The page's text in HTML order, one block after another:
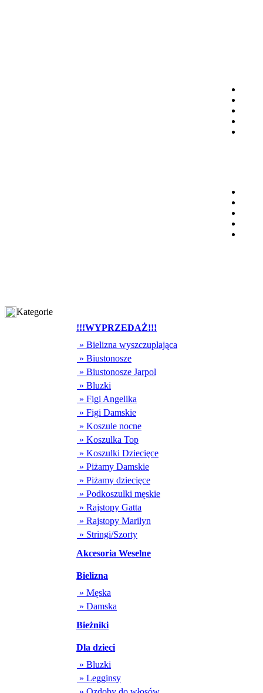
Kategorie
!!!WYPRZEDAŻ!!!
» Bielizna wyszczuplająca
» Biustonosze
» Biustonosze Jarpol
» Bluzki
» Figi Angelika
» Figi Damskie
» Koszule nocne
» Koszulka Top
» Koszulki Dziecięce
» Piżamy Damskie
» Piżamy dziecięce
» Podkoszulki męskie
» Rajstopy Gatta
» Rajstopy Marilyn
» Stringi/Szorty
Akcesoria Weselne
Bielizna
» Męska
» Damska
Bieżniki
Dla dzieci
» Bluzki
» Legginsy